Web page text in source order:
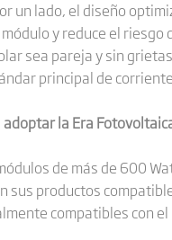
un lado, el diseño
y reduce el riesgo
sea pareja y sin
principal de
la Era
de más de 600
sus productos
compatibles con